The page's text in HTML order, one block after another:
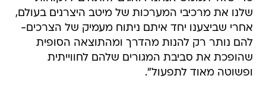
שלנו את מרכיבי המערכות של מיטב היצרנים בעולם,
אחרי שביצענו יחד איתם ניתוח מעמיק של הצרכים-
להם נותר רק להנות מהדרך ומהתוצאה הסופית
שהופכת את סביבת המגורים שלהם לחווייתית
ופשוטה מאוד לתפעול".